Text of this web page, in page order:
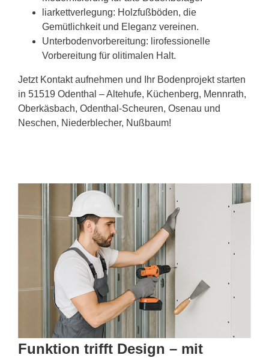
liarkettverlegung: Holzfußböden, die
Gemütlichkeit und Eleganz vereinen.
Unterbodenvorbereitung: lirofessionelle
Vorbereitung für olitimalen Halt.
Jetzt Kontakt aufnehmen und Ihr Bodenprojekt starten
in 51519 Odenthal – Altehufe, Küchenberg, Mennrath,
Oberkäsbach, Odenthal-Scheuren, Osenau und
Neschen, Niederblecher, Nußbaum!
Funktion trifft Design – mit